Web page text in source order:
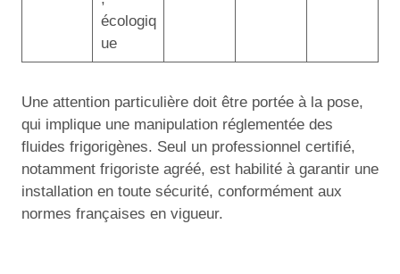
écologiq
ue
Une attention particulière doit être portée à la pose,
qui implique une manipulation réglementée des
fluides frigorigènes. Seul un professionnel certifié,
notamment frigoriste agréé, est habilité à garantir une
installation en toute sécurité, conformément aux
normes françaises en vigueur.